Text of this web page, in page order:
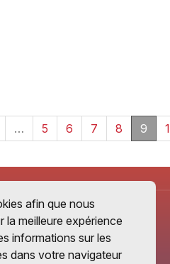
… 5 6 7 8 9
afin que nous
la meilleure expérience
informations sur les
dans votre navigateur